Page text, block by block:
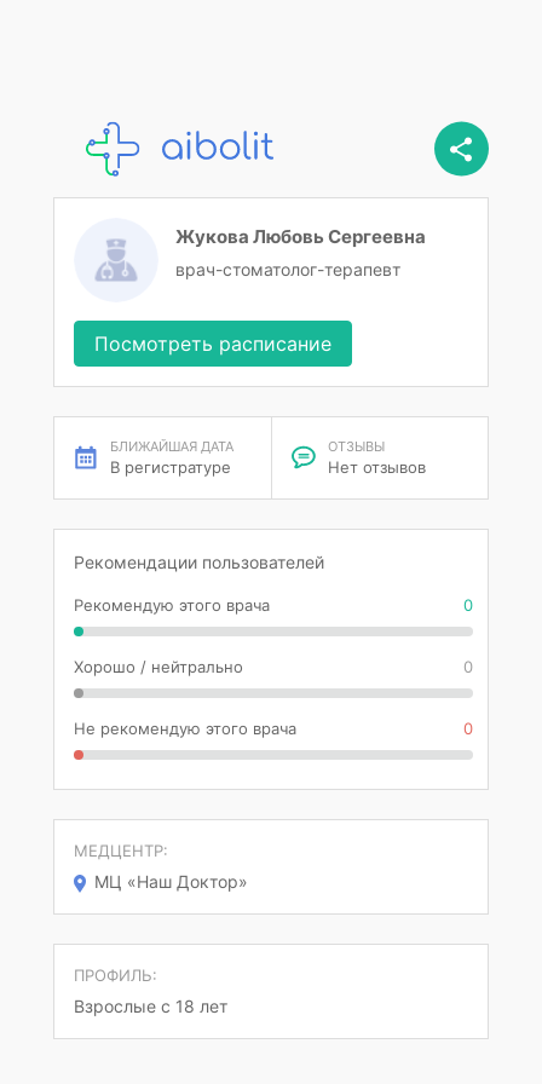
Жукова Любовь Сергеевна
врач-стоматолог-терапевт
Посмотреть расписание
БЛИЖАЙШАЯ ДАТА
В регистратуре
ОТЗЫВЫ
Нет отзывов
Рекомендации пользователей
Рекомендую этого врача 0
Хорошо / нейтрально 0
Не рекомендую этого врача 0
МЕДЦЕНТР:
МЦ «Наш Доктор»
ПРОФИЛЬ:
Взрослые с 18 лет